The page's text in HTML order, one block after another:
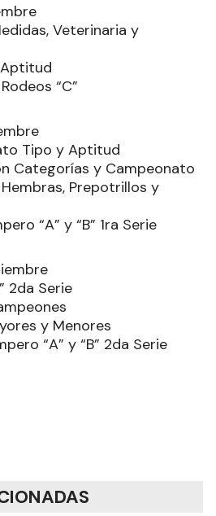
Veterinaria y
“C”
Tipo y Aptitud
Categorías y Campeonato
Prepotrillos y
“A” y “B” 1ra Serie
2da Serie
y Menores
“A” y “B” 2da Serie